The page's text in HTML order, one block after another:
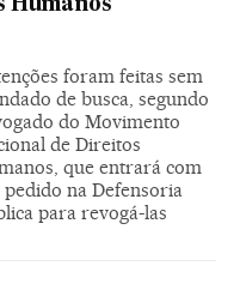
Humanos
foram feitas sem
de busca, segundo
do Movimento
de Direitos
que entrará com
na Defensoria
para revogá-las